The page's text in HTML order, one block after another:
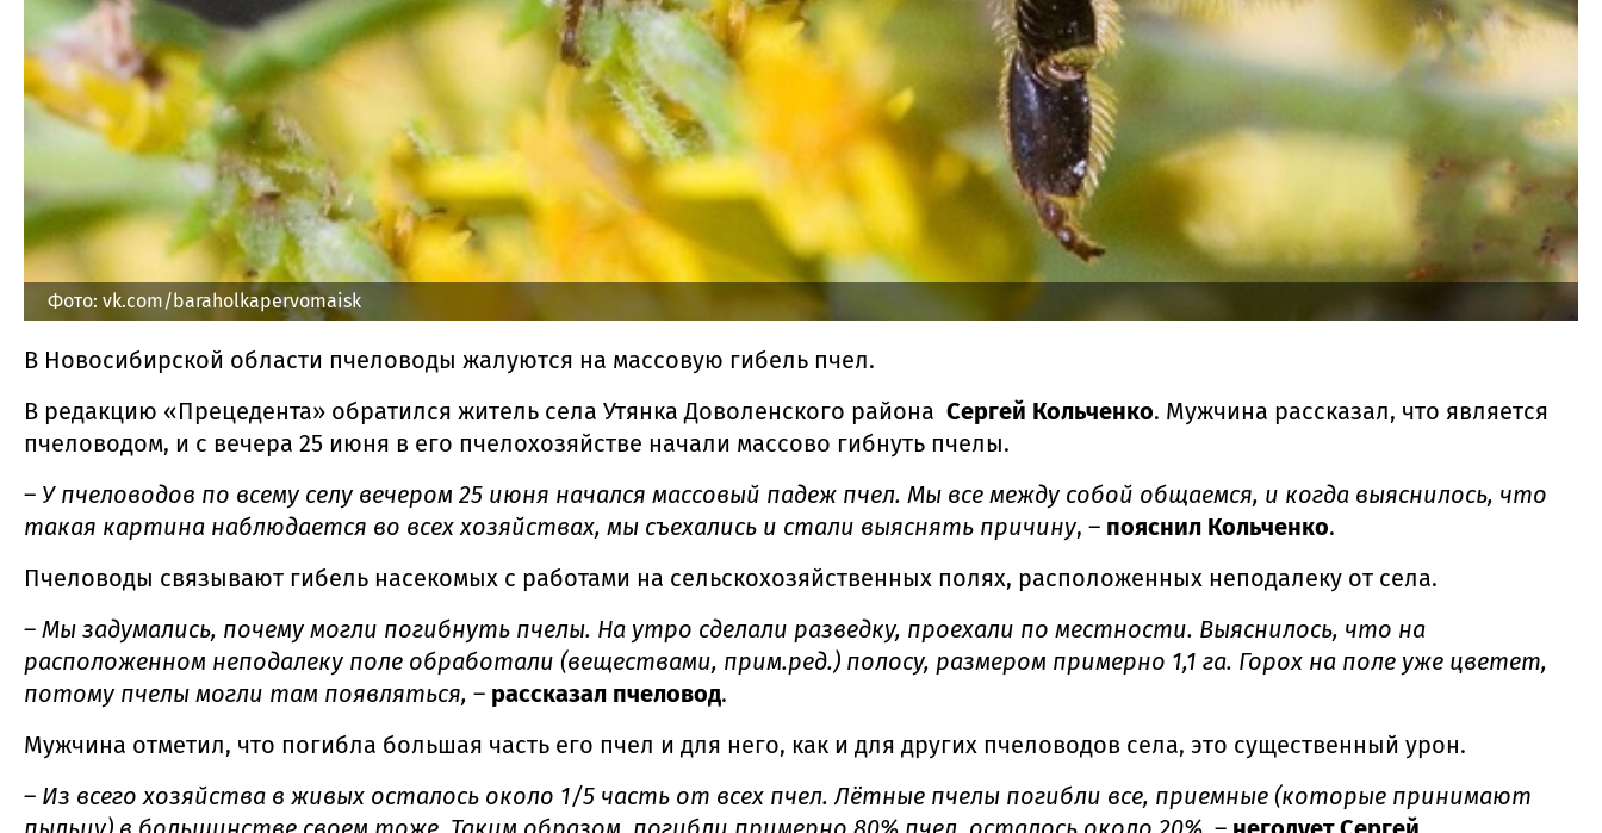
Фото: vk.com/baraholkapervomaisk
В Новосибирской области пчеловоды жалуются на массовую гибель пчел.
В редакцию «Прецедента» обратился житель села Утянка Доволенского района Сергей Кольченко. Мужчина рассказал, что является
пчеловодом, и с вечера 25 июня в его пчелохозяйстве начали массово гибнуть пчелы.
– У пчеловодов по всему селу вечером 25 июня начался массовый падеж пчел. Мы все между собой общаемся, и когда выяснилось, что
такая картина наблюдается во всех хозяйствах, мы съехались и стали выяснять причину, – пояснил Кольченко.
Пчеловоды связывают гибель насекомых с работами на сельскохозяйственных полях, расположенных неподалеку от села.
– Мы задумались, почему могли погибнуть пчелы. На утро сделали разведку, проехали по местности. Выяснилось, что на
расположенном неподалеку поле обработали (веществами, прим.ред.) полосу, размером примерно 1,1 га. Горох на поле уже цветет,
потому пчелы могли там появляться, – рассказал пчеловод.
Мужчина отметил, что погибла большая часть его пчел и для него, как и для других пчеловодов села, это существенный урон.
– Из всего хозяйства в живых осталось около 1/5 часть от всех пчел. Лётные пчелы погибли все, приемные (которые принимают